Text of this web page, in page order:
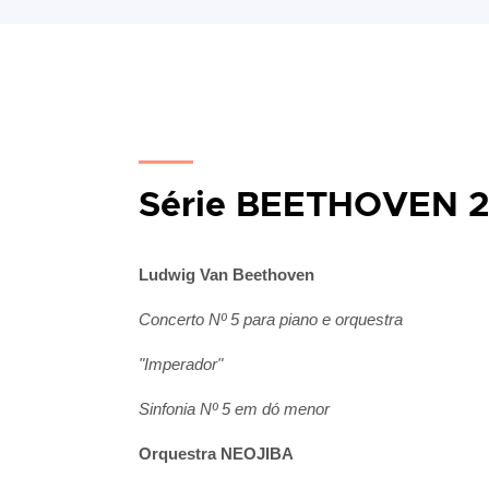
Série BEETHOVEN
Ludwig Van Beethoven
Concerto Nº 5 para piano e orquestra
"Imperador"
Sinfonia Nº 5 em dó menor
Orquestra NEOJIBA